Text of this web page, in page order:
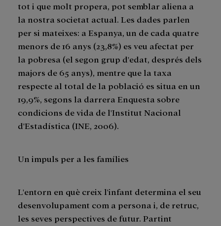
tot i que molt propera, pot semblar aliena a
la nostra societat actual. Les dades parlen
per si mateixes: a Espanya, un de cada quatre
menors de 16 anys (23,8%) es veu afectat per
la pobresa (el segon grup d'edat, després dels
majors de 65 anys), mentre que la taxa
respecte al total de la població es situa en un
19,9%, segons la darrera Enquesta sobre
condicions de vida de l'Institut Nacional
d'Estadística (INE, 2006).
Un impuls per a les famílies
L'entorn en què creix l'infant determina el seu
desenvolupament com a persona i, de retruc,
les seves perspectives de futur. Partint